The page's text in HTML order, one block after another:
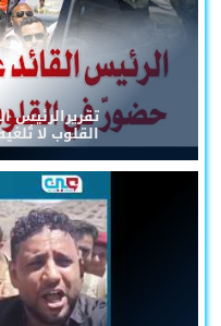
تقريرالرئيس
القلوب لا